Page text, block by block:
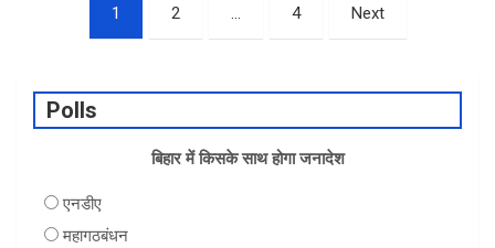
o
o
k
n
A
p
p
pagination
1 2 … 4 Next
Polls
बिहार में किसके साथ होगा जनादेश
एनडीए
महागठबंधन